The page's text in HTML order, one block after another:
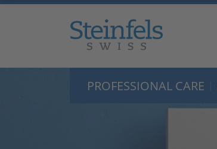
PROFESSIONAL CARE